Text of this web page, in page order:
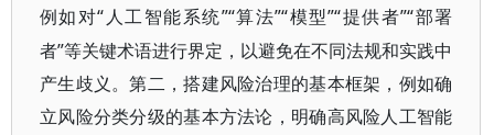
例如对“人工智能系统”“算法”“模型”“提供者”“部署
者”等关键术语进行界定，以避免在不同法规和实践中
产生歧义。第二，搭建风险治理的基本框架，例如确
立风险分类分级的基本方法论，明确高风险人工智能